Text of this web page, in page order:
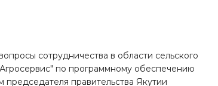
сотрудничества в области сельского
по программному обеспечению
правительства Якутии